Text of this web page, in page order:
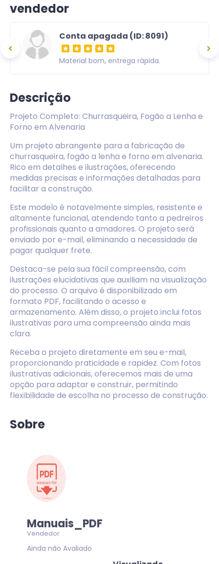
vendedor
Conta apagada (ID: 8091)
Material bom, entrega rápida.
Descrição
Projeto Completo: Churrasqueira, Fogão a Lenha e
Forno em Alvenaria
Um projeto abrangente para a fabricação de
churrasqueira, fogão a lenha e forno em alvenaria.
Rico em detalhes e ilustrações, oferecendo
medidas precisas e informações detalhadas para
facilitar a construção.
Este modelo é notavelmente simples, resistente e
altamente funcional, atendendo tanto a pedreiros
profissionais quanto a amadores. O projeto será
enviado por e-mail, eliminando a necessidade de
pagar qualquer frete.
Destaca-se pela sua fácil compreensão, com
ilustrações elucidativas que auxiliam na visualização
do processo. O arquivo é disponibilizado em
formato PDF, facilitando o acesso e
armazenamento. Além disso, o projeto inclui fotos
ilustrativas para uma compreensão ainda mais
clara.
Receba o projeto diretamente em seu e-mail,
proporcionando praticidade e rapidez. Com fotos
ilustrativas adicionais, oferecemos mais de uma
opção para adaptar e construir, permitindo
flexibilidade de escolha no processo de construção.
Sobre
Manuais_PDF
Vendedor
Ainda não Avaliado